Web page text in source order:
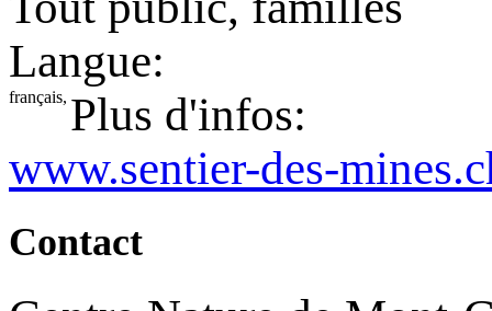
Langue:
français, Plus d'infos:
www.sentier-des-
Contact